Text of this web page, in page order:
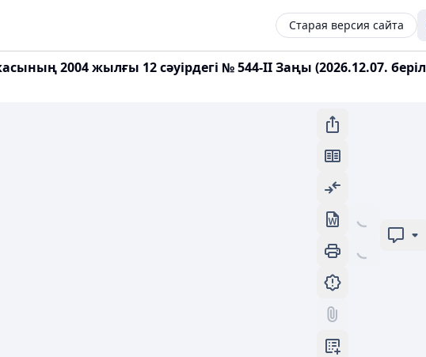
Старая версия сайта
2004 жылғы 12 сәуірдегі № 544-II Заңы (2026.12.07.